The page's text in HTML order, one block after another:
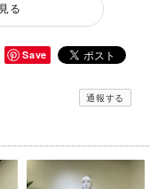
る
Save
通報する